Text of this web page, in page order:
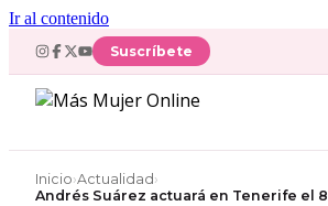
Ir al contenido
Suscríbete
Inicio›Actualidad ›
Andrés Suárez actuará en Tenerife el